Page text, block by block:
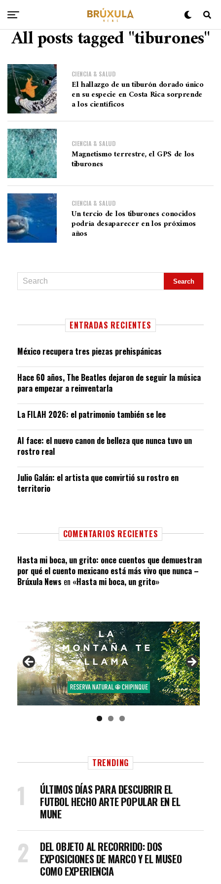
All posts tagged "tiburones"
CIENCIA & SALUD
El hallazgo de un tiburón dorado único
en su especie en Costa Rica sorprende
a los científicos
CIENCIA & SALUD
Magnetismo terrestre, el GPS de los
tiburones
CIENCIA & SALUD
Un tercio de los tiburones conocidos
podría desaparecer en los próximos
años
ENTRADAS RECIENTES
México recupera tres piezas prehispánicas
Hace 60 años, The Beatles dejaron de seguir la música
para empezar a reinventarla
La FILAH 2026: el patrimonio también se lee
AI face: el nuevo canon de belleza que nunca tuvo un
rostro real
Julio Galán: el artista que convirtió su rostro en
territorio
COMENTARIOS RECIENTES
Hasta mi boca, un grito: once cuentos que demuestran
por qué el cuento mexicano está más vivo que nunca –
Brúxula News en «Hasta mi boca, un grito»
TRENDING
ÚLTIMOS DÍAS PARA DESCUBRIR EL
FUTBOL HECHO ARTE POPULAR EN EL
MUNE
DEL OBJETO AL RECORRIDO: DOS
EXPOSICIONES DE MARCO Y EL MUSEO
COMO EXPERIENCIA